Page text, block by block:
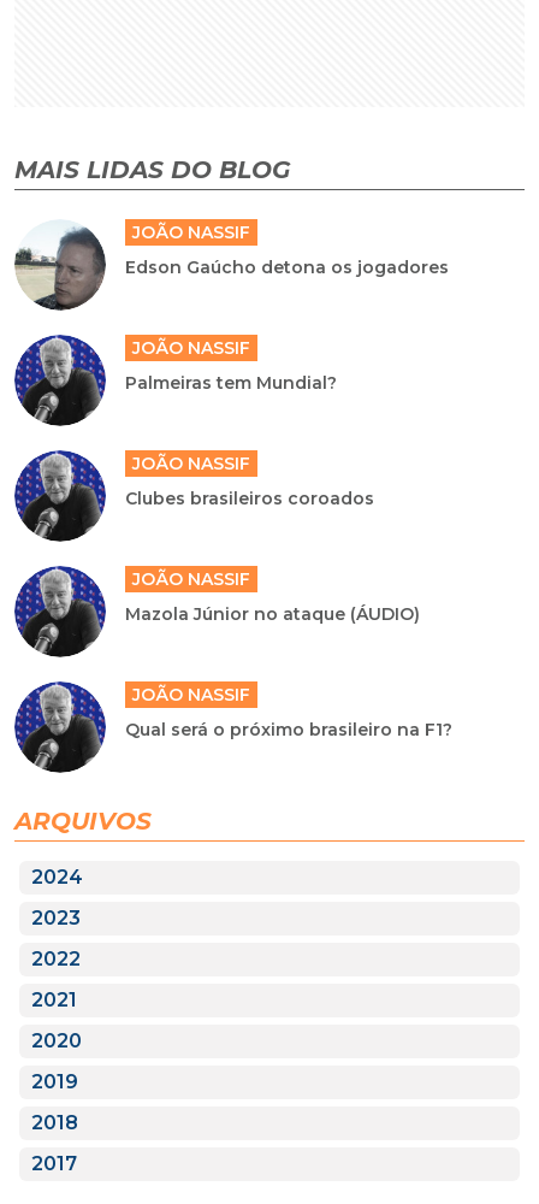
MAIS LIDAS DO BLOG
JOÃO NASSIF
Edson Gaúcho detona os jogadores
JOÃO NASSIF
Palmeiras tem Mundial?
JOÃO NASSIF
Clubes brasileiros coroados
JOÃO NASSIF
Mazola Júnior no ataque (ÁUDIO)
JOÃO NASSIF
Qual será o próximo brasileiro na F1?
ARQUIVOS
2024
2023
2022
2021
2020
2019
2018
2017